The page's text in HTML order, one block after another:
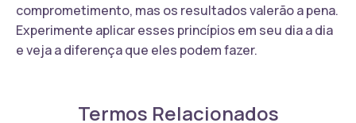
comprometimento, mas os resultados valerão a pena.
Experimente aplicar esses princípios em seu dia a dia
e veja a diferença que eles podem fazer.
Termos Relacionados